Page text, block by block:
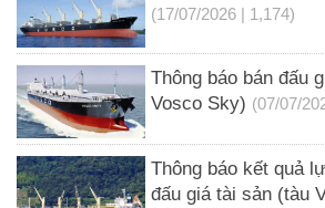
(17/07/2026 | 1,174)
Thông báo bán đấu
Vosco Sky) (07/07/
Thông báo kết quả
đấu giá tài sản (tàu